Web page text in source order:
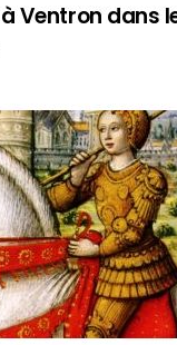
Ventron dans